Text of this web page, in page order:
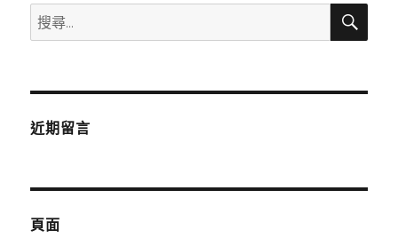
搜
尋
鍵
搜
近期留言
頁面